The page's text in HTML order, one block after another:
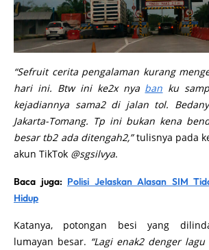
“Sefruit cerita pengalaman kurang
hari ini. Btw ini ke2x nya ban ku
kejadiannya sama2 di jalan tol.
Jakarta-Tomang. Tp ini bukan kena
besar tb2 ada ditengah2,”tulisnya pada
akun TikTok @sgsilvya.
Baca juga: Polisi Jelaskan Alasan SIM
Hidup
Katanya, potongan besi yang
lumayan besar. “Lagi enak2 denger